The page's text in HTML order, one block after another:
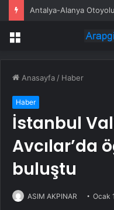
Menü
Anasayfa / Haber
Haber
İstanbul
Avcılar’da
buluştu
ASIM AKPINAR Ocak